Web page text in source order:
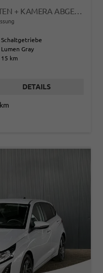
PURE 1.2 MPI / NAVI PDC HINTEN + KAMERA ABGEDUNKELTE SCHEIBEN TEMPOMAT ALU 16"
Schaltgetriebe
Lumen Gray
15 km
DETAILS